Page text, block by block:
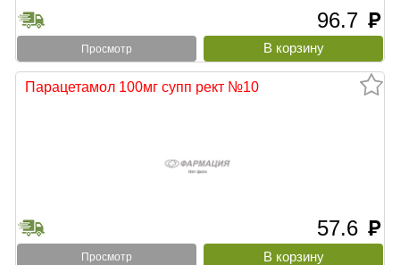
96.7 руб
Просмотр
Парацетамол 100мг супп рект №10
57.6 руб
Просмотр